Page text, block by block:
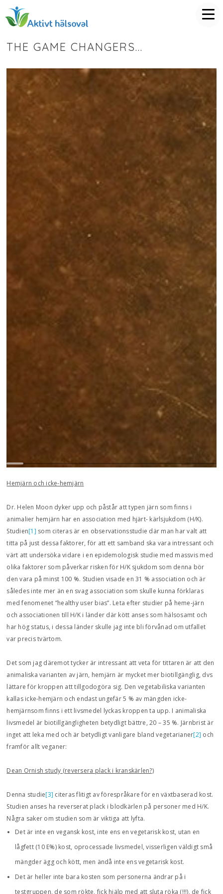
THE GAME CHANGERS...
Hemjärn och icke-hemjärn
Dr. Helen Moon dyker upp och påstår att typen järn som finns i
animalier hemjärn har en association med hjärt- kärlsjukdom (H/K).
Studien[1] som citeras är en observationsstudie där man har valt att
titta på just dessa faktorer, för att ett samband ska vara intressant och
värt att undersöka vidare i en epidemologisk studie med massvis med
olika faktorer som påverkar risken för H/K sjukdom som denna bör
den vara på minst 100 %. Studien visade en 31 % association och är
således inte mer än en svag association som skulle kunna förklaras
med fenomenet ”healthy user bias”. Leta efter studier på heme-järn
och associationen till H/K i länder där kött anses som hälsosamt och
har hög status, i dessa länder skulle jag inte bli förvånad om utfallet
var precis tvärtom.
Det som jag däremot tycker är intressant att veta för tittaren är att den
animaliska varianten av järn, hemjärn är mycket mer biotillgänglig, dvs
lättare för kroppen att tillgodogöra sig. Den vegetabiliska varianten
kallas icke-hemjärn och endast ungefär 5 % av mängden icke-
hemjärnsom finns i ett livsmedel lyckas kroppen ta upp. I animaliska
livsmedel är biotillgängligheten betydligt bättre, 20 – 35 %. Järnbrist är
inget att leka med och är betydligt vanligare bland vegetarianer[2] och
framför allt veganer:
Dean Ornish study (reversera plack i kranskärlen?)
Denna studie[3] citeras flitigt av förespråkare för en växtbaserad kost.
Studien anses ha reverserat plack i blodkärlen på personer med H/K.
Några saker om studien som är viktiga att lyfta.
Det är inte en vegansk kost, inte ens en vegetarisk kost, utan en
lågfett (10 E%) kost, oprocessade livsmedel, visserligen väldigt små
mängder ägg och kött, men ändå inte ens vegetarisk kost.
Det är heller inte bara kosten som personerna ändrar på i
testgruppen, de som rökte, fick hjälp med att sluta röka (!!!), de fick